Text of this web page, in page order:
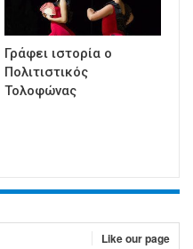
Γράφει ιστορία ο
Πολιτιστικός
Τολοφώνας
Like our page